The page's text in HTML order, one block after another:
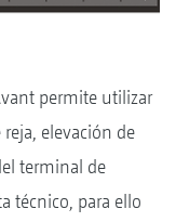
permite utilizar
elevación de
terminal de
técnico, para ello